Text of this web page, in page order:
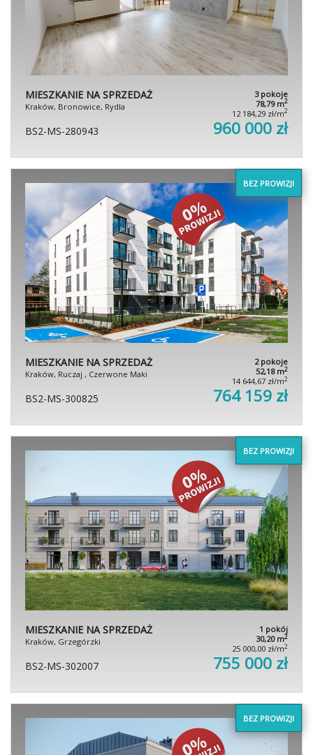
MIESZKANIE NA SPRZEDAŻ
Kraków, Bronowice, Rydla
3 pokoje
78,79 m2
12 184,29 zł/m2
BS2-MS-280943 960 000 zł
BEZ PROWIZJI
MIESZKANIE NA SPRZEDAŻ
Kraków, Ruczaj , Czerwone Maki
2 pokoje
52,18 m2
14 644,67 zł/m2
BS2-MS-300825 764 159 zł
BEZ PROWIZJI
MIESZKANIE NA SPRZEDAŻ
Kraków, Grzegórzki
1 pokój
30,20 m2
25 000,00 zł/m2
BS2-MS-302007 755 000 zł
BEZ PROWIZJI